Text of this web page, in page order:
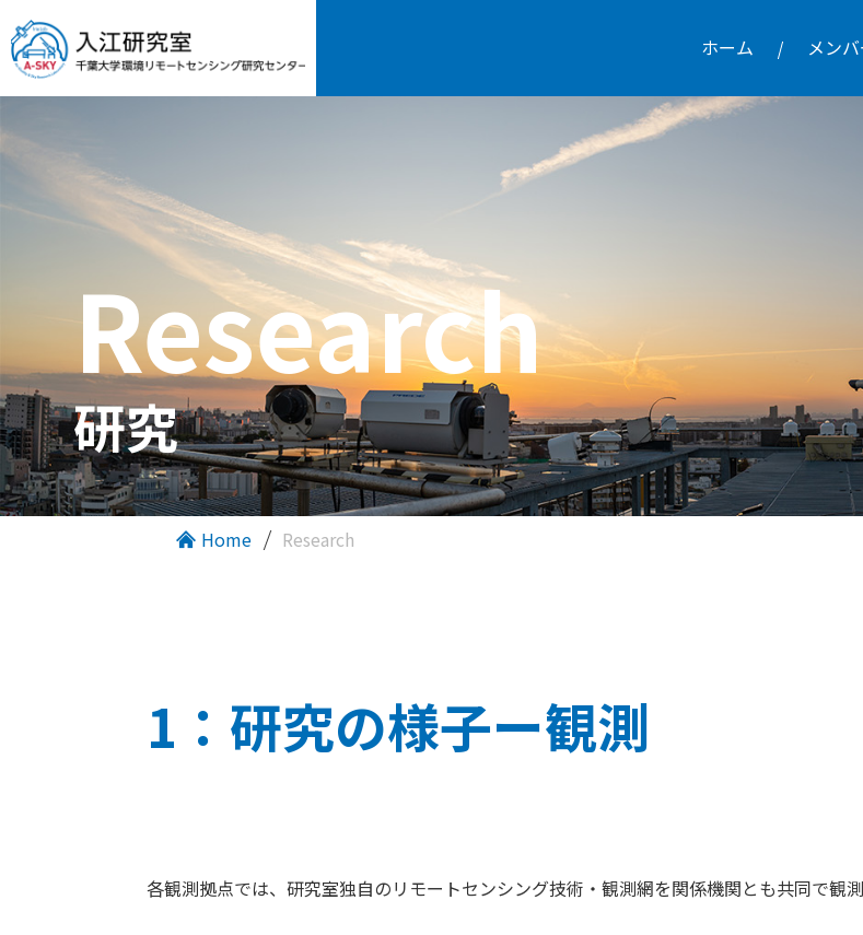
ホーム メン
Research
研究
Home Research
1：研究の様子ー観測
各観測拠点では、研究室独自のリモートセンシング技術・観測網を関係機関とも共同で観測